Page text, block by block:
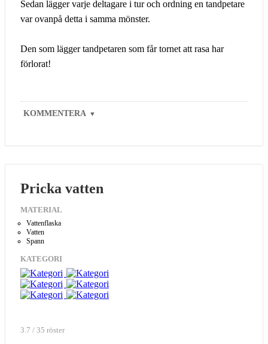
Sedan lägger varje deltagare i tur och ordning en tandpetare
var ovanpå detta i samma mönster.
Den som lägger tandpetaren som får tornet att rasa har
förlorat!
KOMMENTERA ▼
Pricka vatten
MATERIAL
Vattenflaska
Vatten
Spann
KATEGORI
3.7 / 35 röster